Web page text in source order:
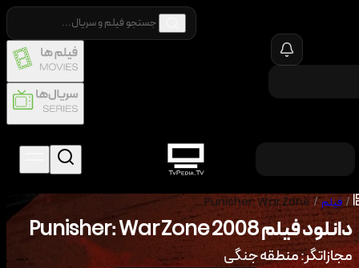
/فیلم /
Punisher: War Zone
دانلود فیلم2008
Punisher: War Zone
مجازاتگر: منطقه جنگی